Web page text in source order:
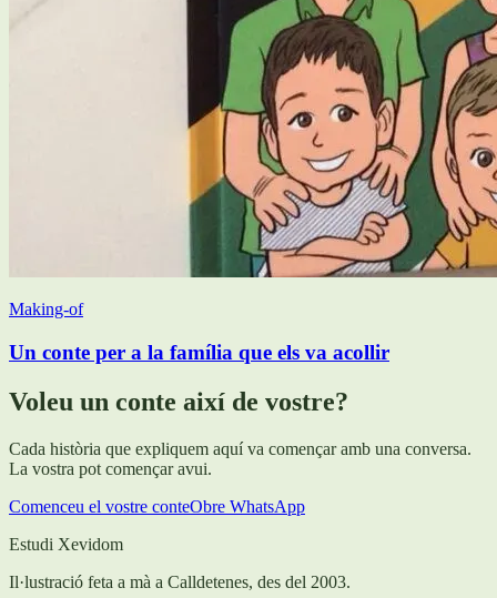
Making-of
Un conte per a la família que els va acollir
Voleu un conte així de vostre?
Cada història que expliquem aquí va començar amb una conversa.
La vostra pot començar avui.
Comenceu el vostre conteObre WhatsApp
Estudi Xevidom
Il·lustració feta a mà a Calldetenes, des del 2003.